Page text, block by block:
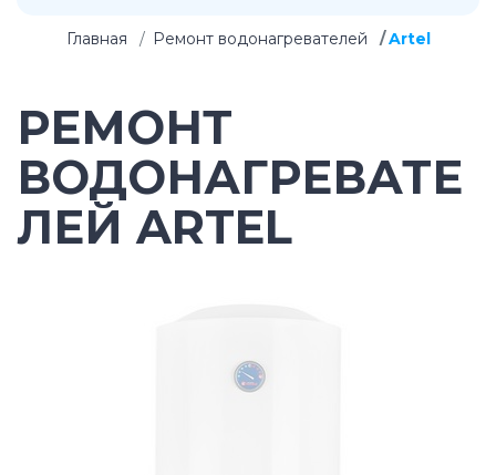
Главная Ремонт водонагревателей Artel
РЕМОНТ
ВОДОНАГРЕВАТЕ
ЛЕЙ ARTEL